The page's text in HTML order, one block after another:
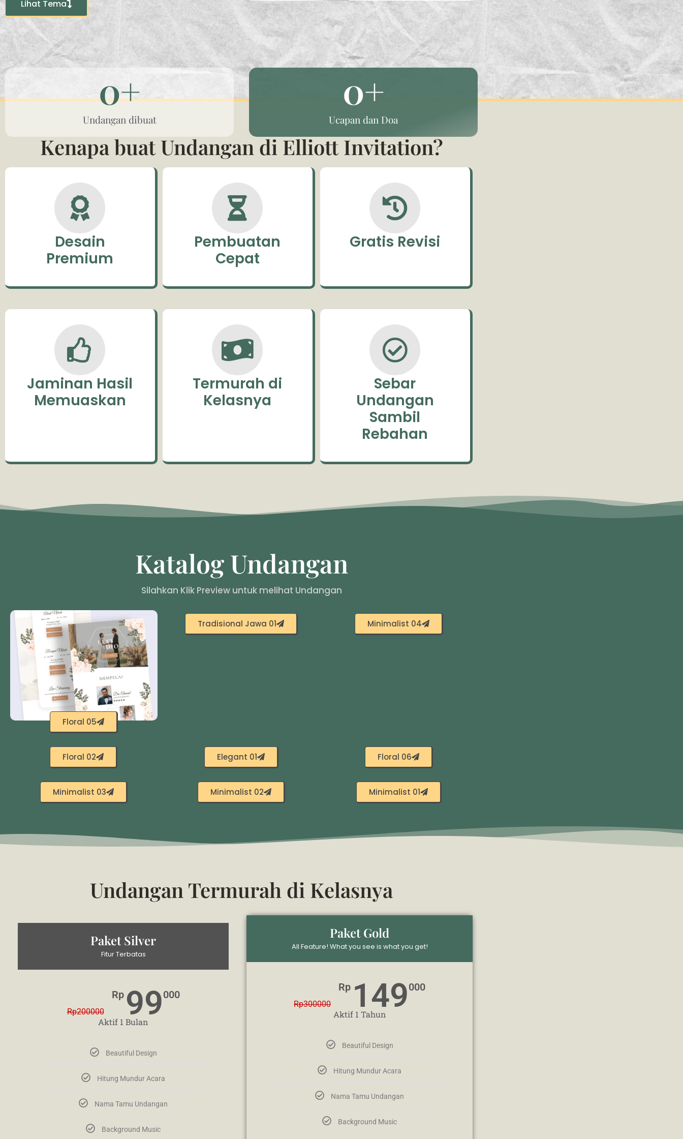
Lihat Tema
Undangan dibuat
0+
Ucapan dan Doa
0+
Kenapa buat Undangan di Elliott Invitation?
Desain
Premium
Pembuatan
Cepat
Gratis Revisi
Jaminan Hasil
Memuaskan
Termurah di
Kelasnya
Sebar
Undangan
Sambil
Rebahan
Katalog Undangan
Silahkan Klik Preview untuk melihat Undangan
Floral 05
Tradisional Jawa 01 Minimalist 04
Floral 02 Elegant 01 Floral 06
Minimalist 03 Minimalist 02 Minimalist 01
Undangan Termurah di Kelasnya
Paket Silver
Fitur Terbatas
Rp200000
Rp 99000
Aktif 1 Bulan
Beautiful Design
Hitung Mundur Acara
Nama Tamu Undangan
Background Music
Paket Gold
All Feature! What you see is what you get!
Rp300000
Rp 149000
Aktif 1 Tahun
Beautiful Design
Hitung Mundur Acara
Nama Tamu Undangan
Background Music